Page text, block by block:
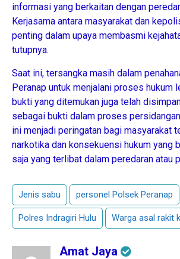
informasi yang berkaitan dengan
Kerjasama antara masyarakat dan
penting dalam upaya membasmi
tutupnya.
Saat ini, tersangka masih dalam
Peranap untuk menjalani proses hukum
bukti yang ditemukan juga telah
sebagai bukti dalam proses
ini menjadi peringatan bagi masyarakat
narkotika dan konsekuensi hukum yang
saja yang terlibat dalam peredaran atau
Jenis sabu personel Polsek Peranap
Polres Indragiri Hulu Warga asal rakit
Amat Jaya